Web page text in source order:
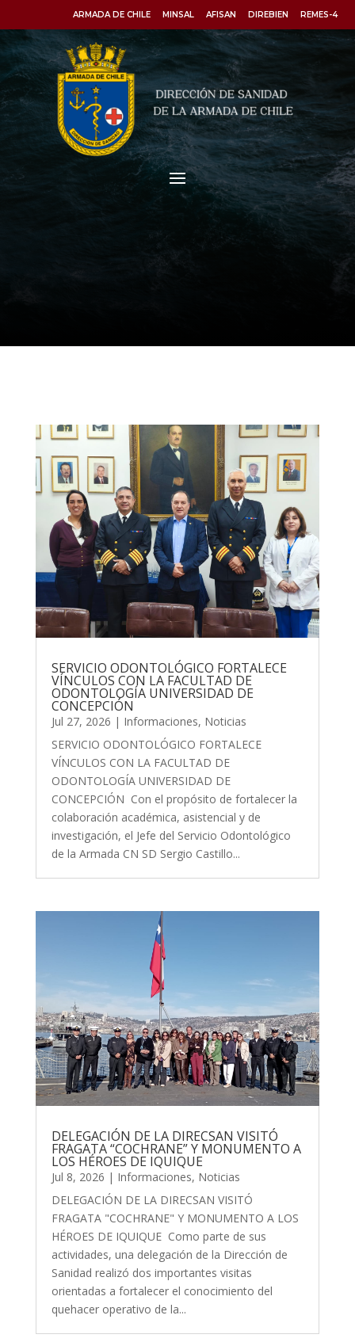
ARMADA DE CHILE MINSAL AFISAN DIREBIEN REMES-4
SERVICIO ODONTOLÓGICO FORTALECE
VÍNCULOS CON LA FACULTAD DE
ODONTOLOGÍA UNIVERSIDAD DE
CONCEPCIÓN
Jul 27, 2026 | Informaciones, Noticias
SERVICIO ODONTOLÓGICO FORTALECE
VÍNCULOS CON LA FACULTAD DE
ODONTOLOGÍA UNIVERSIDAD DE
CONCEPCIÓN Con el propósito de fortalecer la
colaboración académica, asistencial y de
investigación, el Jefe del Servicio Odontológico
de la Armada CN SD Sergio Castillo...
DELEGACIÓN DE LA DIRECSAN VISITÓ
FRAGATA “COCHRANE” Y MONUMENTO A
LOS HÉROES DE IQUIQUE
Jul 8, 2026 | Informaciones, Noticias
DELEGACIÓN DE LA DIRECSAN VISITÓ
FRAGATA "COCHRANE" Y MONUMENTO A LOS
HÉROES DE IQUIQUE Como parte de sus
actividades, una delegación de la Dirección de
Sanidad realizó dos importantes visitas
orientadas a fortalecer el conocimiento del
quehacer operativo de la...